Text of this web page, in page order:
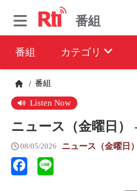
番組
番組 カテゴリ
/ 番組
Listen Now
ニュース（金曜日）
08/05/2026 ニュース（金曜日）